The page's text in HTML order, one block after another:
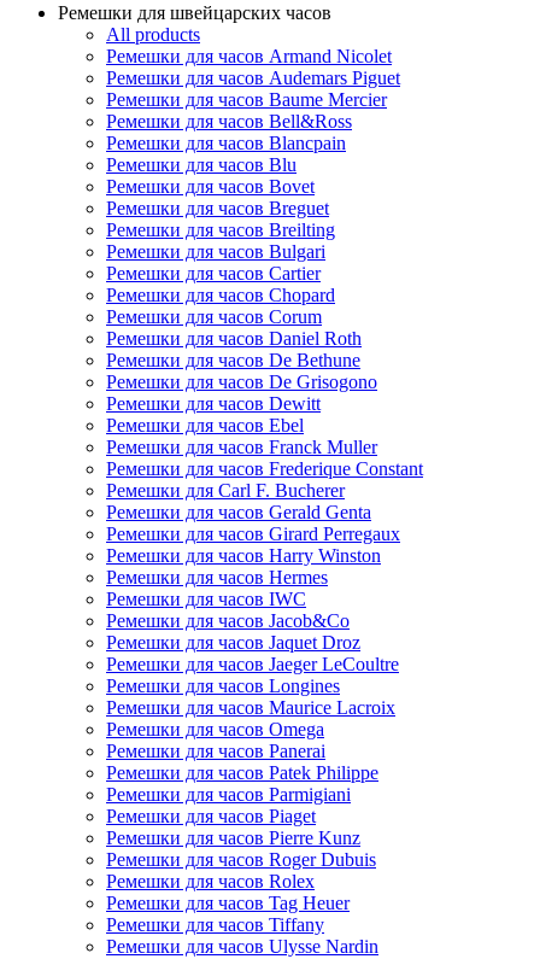
Ремешки для швейцарских часов
All products
Ремешки для часов Armand Nicolet
Ремешки для часов Audemars Piguet
Ремешки для часов Baume Mercier
Ремешки для часов Bell&Ross
Ремешки для часов Blancpain
Ремешки для часов Blu
Ремешки для часов Bovet
Ремешки для часов Breguet
Ремешки для часов Breilting
Ремешки для часов Bulgari
Ремешки для часов Cartier
Ремешки для часов Chopard
Ремешки для часов Corum
Ремешки для часов Daniel Roth
Ремешки для часов De Bethune
Ремешки для часов De Grisogono
Ремешки для часов Dewitt
Ремешки для часов Ebel
Ремешки для часов Franck Muller
Ремешки для часов Frederique Constant
Ремешки для Carl F. Bucherer
Ремешки для часов Gerald Genta
Ремешки для часов Girard Perregaux
Ремешки для часов Harry Winston
Ремешки для часов Hermes
Ремешки для часов IWC
Ремешки для часов Jacob&Co
Ремешки для часов Jaquet Droz
Ремешки для часов Jaeger LeCoultre
Ремешки для часов Longines
Ремешки для часов Maurice Lacroix
Ремешки для часов Omega
Ремешки для часов Panerai
Ремешки для часов Patek Philippe
Ремешки для часов Parmigiani
Ремешки для часов Piaget
Ремешки для часов Pierre Kunz
Ремешки для часов Roger Dubuis
Ремешки для часов Rolex
Ремешки для часов Tag Heuer
Ремешки для часов Tiffany
Ремешки для часов Ulysse Nardin